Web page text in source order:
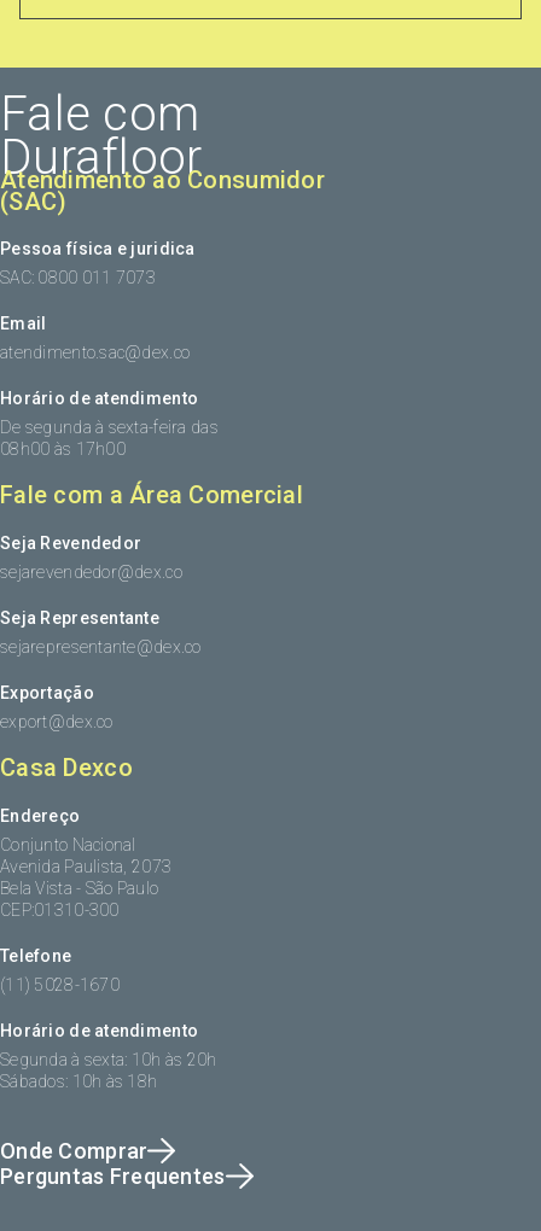
Fale com
Durafloor
Atendimento ao Consumidor
(SAC)
Pessoa física e juridica
SAC: 0800 011 7073
Email
atendimento.sac@dex.co
Horário de atendimento
De segunda à sexta-feira das
08h00 às 17h00
Fale com a Área Comercial
Seja Revendedor
sejarevendedor@dex.co
Seja Representante
sejarepresentante@dex.co
Exportação
export@dex.co
Casa Dexco
Endereço
Conjunto Nacional
Avenida Paulista, 2073
Bela Vista - São Paulo
CEP:01310-300
Telefone
(11) 5028-1670
Horário de atendimento
Segunda à sexta: 10h às 20h
Sábados: 10h às 18h
Onde Comprar
Perguntas Frequentes